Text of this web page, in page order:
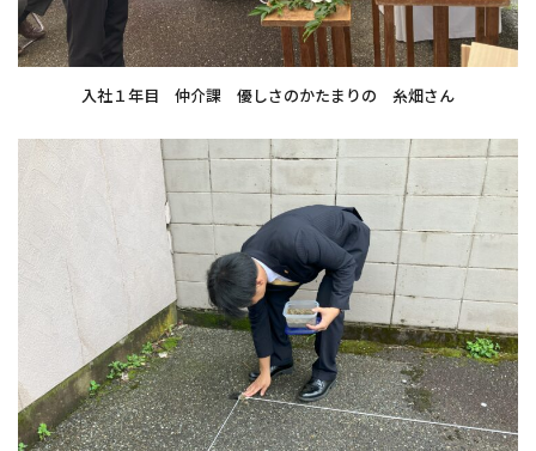
入社１年目 仲介課 優しさのかたまりの 糸畑さん